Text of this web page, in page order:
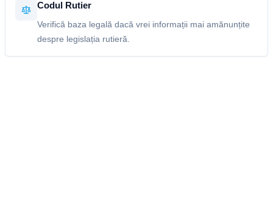
Codul Rutier
Verifică baza legală dacă vrei informații mai amănunțite
despre legislația rutieră.